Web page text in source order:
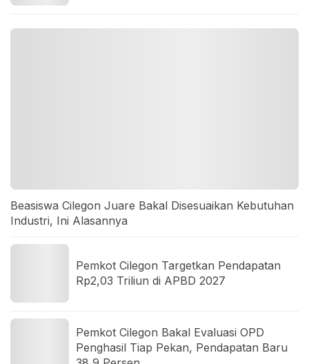
Beasiswa Cilegon Juare Bakal Disesuaikan Kebutuhan
Industri, Ini Alasannya
Pemkot Cilegon Targetkan Pendapatan
Rp2,03 Triliun di APBD 2027
Pemkot Cilegon Bakal Evaluasi OPD
Penghasil Tiap Pekan, Pendapatan Baru